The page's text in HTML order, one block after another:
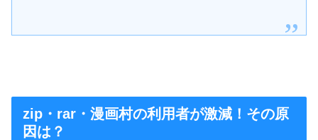
zip・rar・漫画村の利用者が激減！その原
因は？